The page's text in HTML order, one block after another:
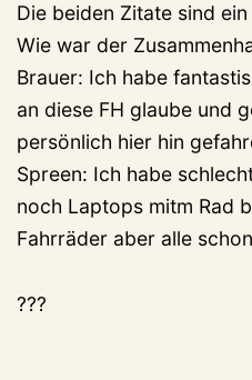
Die beiden Zitate sind
Wie war der
Brauer: Ich habe
an diese FH glaube und
persönlich hier hin
Spreen: Ich habe
noch Laptops mitm Rad
Fahrräder aber alle
???